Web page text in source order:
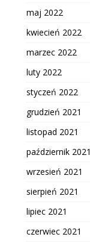
maj 2022
kwiecień 2022
marzec 2022
luty 2022
styczeń 2022
grudzień 2021
listopad 2021
październik 2021
wrzesień 2021
sierpień 2021
lipiec 2021
czerwiec 2021